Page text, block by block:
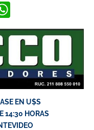
EN U$S
14:30 HORAS